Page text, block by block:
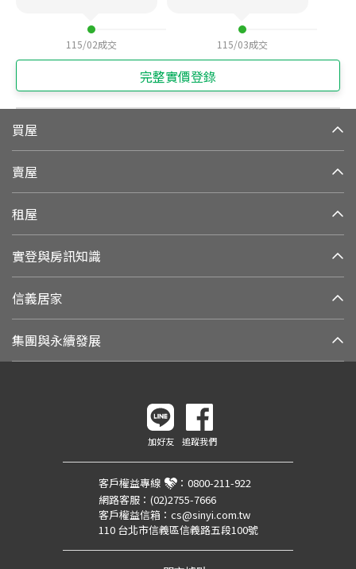
115/02成交 115/03成交
完整實價登錄
買屋
賣屋
租屋
實登與房訊知識
信義居家
集團與永續發展
加好友 追蹤我們
客戶權益專線 ： 0800-211-922
網路客服： (02)2755-7666
客戶權益信箱： cs@sinyi.com.tw
110 台北市信義區信義路五段100號